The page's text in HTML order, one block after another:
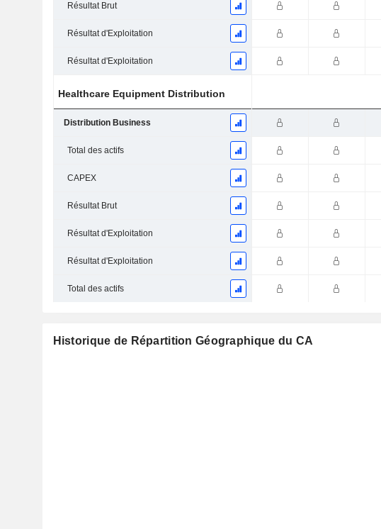
Résultat Brut
Résultat d'Exploitation
Résultat d'Exploitation
Healthcare Equipment Distribution
Distribution Business
Total des actifs
CAPEX
Résultat Brut
Résultat d'Exploitation
Résultat d'Exploitation
Total des actifs
Historique de Répartition Géographique du CA